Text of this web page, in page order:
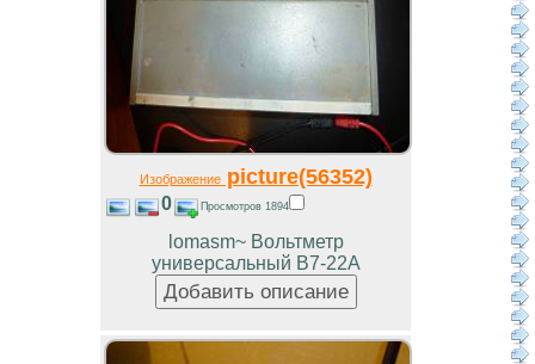
Изображениеpicture(56352)
0 Просмотров 1894
lomasm~ Вольтметр
универсальный В7-22А